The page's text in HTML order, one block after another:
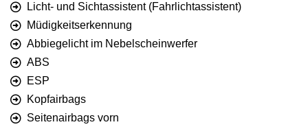
Licht- und Sichtassistent (Fahrlichtassistent)
Müdigkeitserkennung
Abbiegelicht im Nebelscheinwerfer
ABS
ESP
Kopfairbags
Seitenairbags vorn